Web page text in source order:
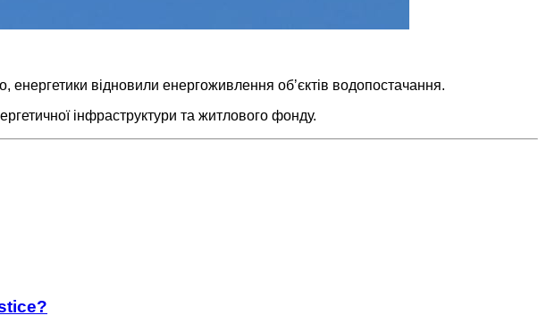
відновили енергоживлення обʼєктів водопостачання.
інфраструктури та житлового фонду.